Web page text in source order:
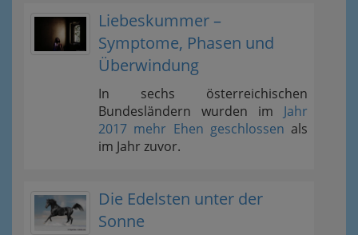
Liebeskummer –
Symptome, Phasen und
Überwindung
In sechs österreichischen
Bundesländern wurden im Jahr
2017 mehr Ehen geschlossen als
im Jahr zuvor.
Die Edelsten unter der
Sonne